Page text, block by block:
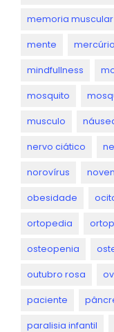
memoria muscular
mente mercúrio
mindfullness
mosquito
musculo
nervo ciático
norovírus
obesidade
ortopedia
osteopenia
outubro rosa
paciente
paralisia infantil